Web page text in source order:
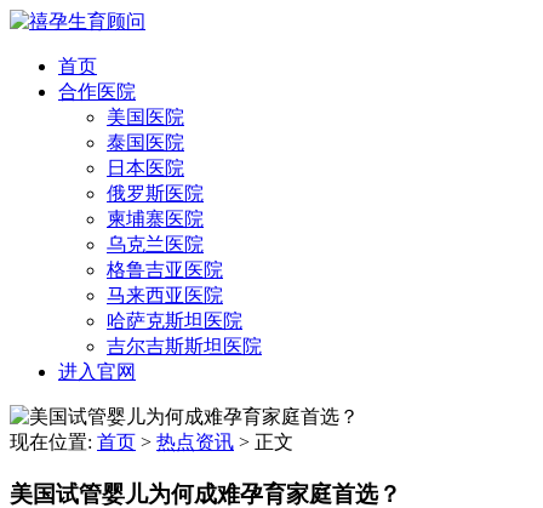
首页
合作医院
美国医院
泰国医院
日本医院
俄罗斯医院
柬埔寨医院
乌克兰医院
格鲁吉亚医院
马来西亚医院
哈萨克斯坦医院
吉尔吉斯斯坦医院
进入官网
现在位置: 首页 > 热点资讯 > 正文
美国试管婴儿为何成难孕育家庭首选？